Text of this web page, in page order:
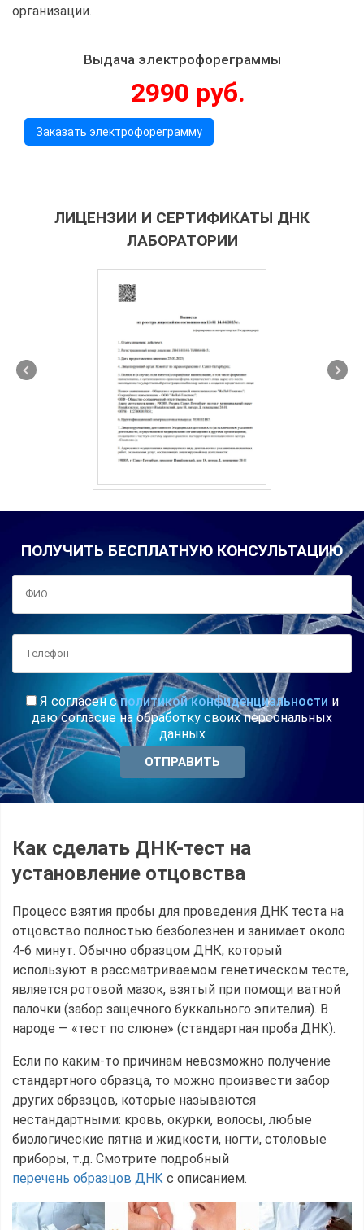
организации.
Выдача электрофореграммы
2990 руб.
Заказать электрофореграмму
ЛИЦЕНЗИИ И СЕРТИФИКАТЫ ДНК
ЛАБОРАТОРИИ
ПОЛУЧИТЬ БЕСПЛАТНУЮ КОНСУЛЬТАЦИЮ
Я согласен сполитикой конфиденциальности и
даю согласие на обработку своих персональных
данных
Как сделать ДНК-тест на
установление отцовства
Процесс взятия пробы для проведения ДНК теста на
отцовство полностью безболезнен и занимает около
4-6 минут. Обычно образцом ДНК, который
используют в рассматриваемом генетическом тесте,
является ротовой мазок, взятый при помощи ватной
палочки (забор защечного буккального эпителия). В
народе — «тест по слюне» (стандартная проба ДНК).
Если по каким-то причинам невозможно получение
стандартного образца, то можно произвести забор
других образцов, которые называются
нестандартными: кровь, окурки, волосы, любые
биологические пятна и жидкости, ногти, столовые
приборы, т.д. Смотрите подробный
перечень образцов ДНК с описанием.